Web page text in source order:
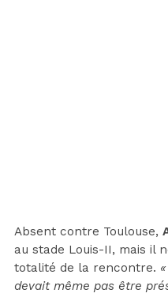
Absent contre Toulouse,
au stade Louis-II, mais il
totalité de la rencontre.
devait même pas être